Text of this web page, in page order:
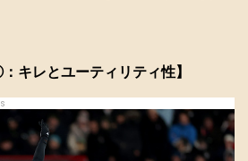
キレとユーティリティ性】